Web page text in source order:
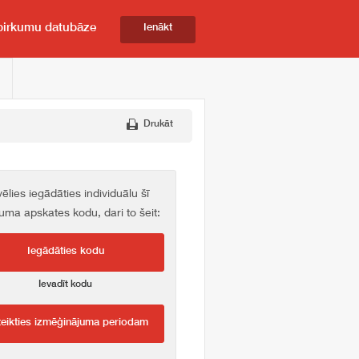
datubāze Ienākt
Drukāt
iegādāties individuālu šī
apskates kodu, dari to šeit:
Iegādāties kodu
Ievadīt kodu
izmēģinājuma periodam